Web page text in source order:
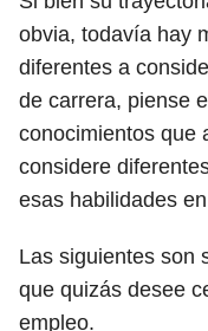
obvia, todavía hay
diferentes a
de carrera, piense
conocimientos que
considere
esas habilidades
Las siguientes son
que quizás desee
empleo.